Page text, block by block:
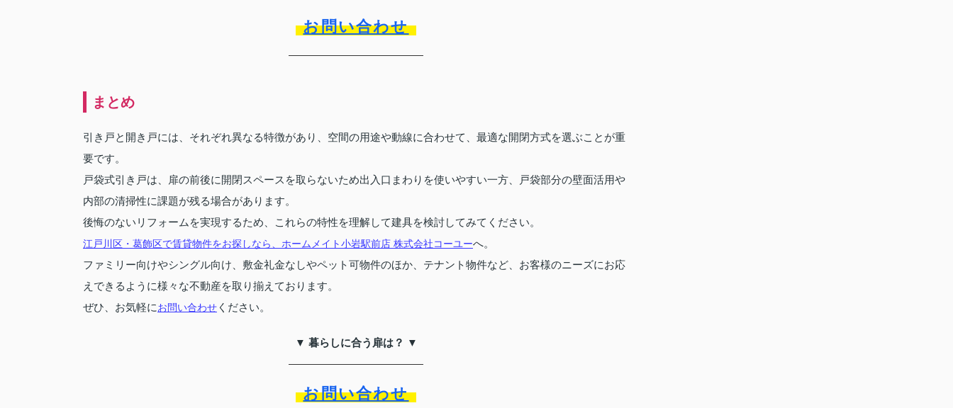
お問い合わせ
まとめ
引き戸と開き戸には、それぞれ異なる特徴があり、空間の用途や動線に合わせて、最適な開閉方式を選ぶことが重
要です。
戸袋式引き戸は、扉の前後に開閉スペースを取らないため出入口まわりを使いやすい一方、戸袋部分の壁面活用や
内部の清掃性に課題が残る場合があります。
後悔のないリフォームを実現するため、これらの特性を理解して建具を検討してみてください。
江戸川区・葛飾区で賃貸物件をお探しなら、ホームメイト小岩駅前店 株式会社コーユーへ。
ファミリー向けやシングル向け、敷金礼金なしやペット可物件のほか、テナント物件など、お客様のニーズにお応
えできるように様々な不動産を取り揃えております。
ぜひ、お気軽にお問い合わせ ください。
▼ 暮らしに合う扉は？ ▼
お問い合わせ